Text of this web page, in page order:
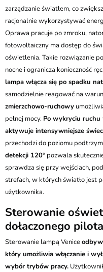
zarządzanie światłem, co
racjonalnie wykorzystywać
Oprawa pracuje po zmroku,
fotowoltaiczny ma dostęp do
oświetlenia. Takie rozwiązanie
nocne i ogranicza konieczność
lampa włącza się po spadku
samodzielnie reagować na
zmierzchowo-ruchowy
pełnej mocy. Po wykryciu ruchu
aktywuje intensywniejsze
przechodzi do poziomu
detekcji 120° pozwala
sprawdza się przy wejściach,
strefach, w których światło jest
użytkownika.
Sterowanie
dołaczonego pilota
Sterowanie lampą Venice
który umożliwia włączanie i
wybór trybów pracy.